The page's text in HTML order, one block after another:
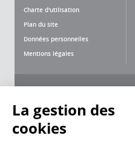
Charte d'utilisation
Plan du site
Données personnelles
Mentions légales
La gestion des
cookies